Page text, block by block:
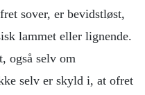
sover, er bevidstløst,
lammet eller lignende.
også selv om
selv er skyld i, at ofret